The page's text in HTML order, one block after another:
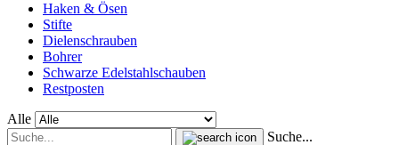
Haken & Ösen
Stifte
Dielenschrauben
Bohrer
Schwarze Edelstahlschauben
Restposten
Alle
Suche...